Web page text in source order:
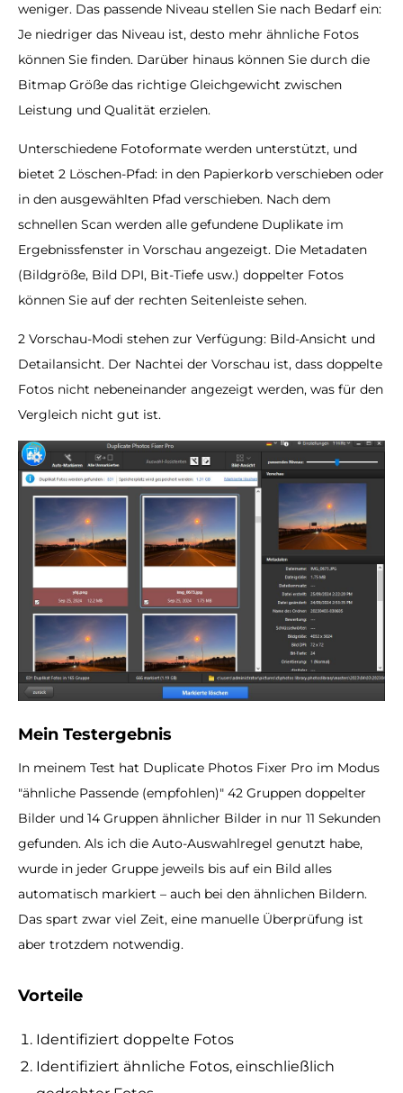
weniger. Das passende Niveau stellen Sie nach Bedarf ein:
Je niedriger das Niveau ist, desto mehr ähnliche Fotos
können Sie finden. Darüber hinaus können Sie durch die
Bitmap Größe das richtige Gleichgewicht zwischen
Leistung und Qualität erzielen.
Unterschiedene Fotoformate werden unterstützt, und
bietet 2 Löschen-Pfad: in den Papierkorb verschieben oder
in den ausgewählten Pfad verschieben. Nach dem
schnellen Scan werden alle gefundene Duplikate im
Ergebnissfenster in Vorschau angezeigt. Die Metadaten
(Bildgröße, Bild DPI, Bit-Tiefe usw.) doppelter Fotos
können Sie auf der rechten Seitenleiste sehen.
2 Vorschau-Modi stehen zur Verfügung: Bild-Ansicht und
Detailansicht. Der Nachtei der Vorschau ist, dass doppelte
Fotos nicht nebeneinander angezeigt werden, was für den
Vergleich nicht gut ist.
Mein Testergebnis
In meinem Test hat Duplicate Photos Fixer Pro im Modus
"ähnliche Passende (empfohlen)" 42 Gruppen doppelter
Bilder und 14 Gruppen ähnlicher Bilder in nur 11 Sekunden
gefunden. Als ich die Auto-Auswahlregel genutzt habe,
wurde in jeder Gruppe jeweils bis auf ein Bild alles
automatisch markiert – auch bei den ähnlichen Bildern.
Das spart zwar viel Zeit, eine manuelle Überprüfung ist
aber trotzdem notwendig.
Vorteile
Identifiziert doppelte Fotos
Identifiziert ähnliche Fotos, einschließlich